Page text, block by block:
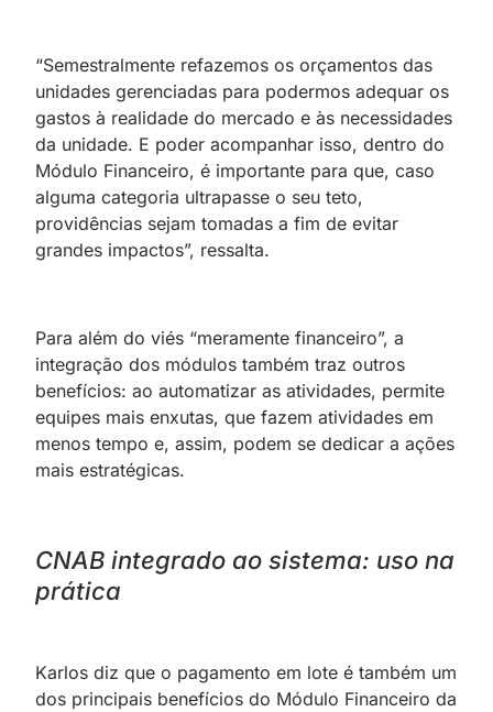
“Semestralmente refazemos os orçamentos das
unidades gerenciadas para podermos adequar os
gastos à realidade do mercado e às necessidades
da unidade. E poder acompanhar isso, dentro do
Módulo Financeiro, é importante para que, caso
alguma categoria ultrapasse o seu teto,
providências sejam tomadas a fim de evitar
grandes impactos”, ressalta.
Para além do viés “meramente financeiro”, a
integração dos módulos também traz outros
benefícios: ao automatizar as atividades, permite
equipes mais enxutas, que fazem atividades em
menos tempo e, assim, podem se dedicar a ações
mais estratégicas.
CNAB integrado ao sistema: uso na
prática
Karlos diz que o pagamento em lote é também um
dos principais benefícios do Módulo Financeiro da